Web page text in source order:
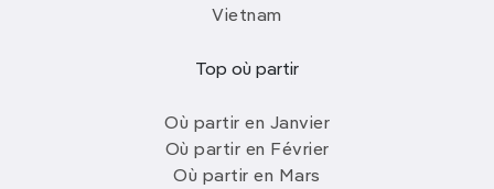
Vietnam
Top où partir
Où partir en Janvier
Où partir en Février
Où partir en Mars